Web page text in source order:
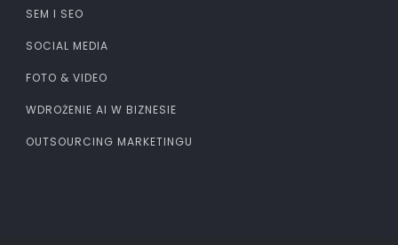
SEM I SEO
SOCIAL MEDIA
FOTO & VIDEO
WDROŻENIE AI W BIZNESIE
OUTSOURCING MARKETINGU